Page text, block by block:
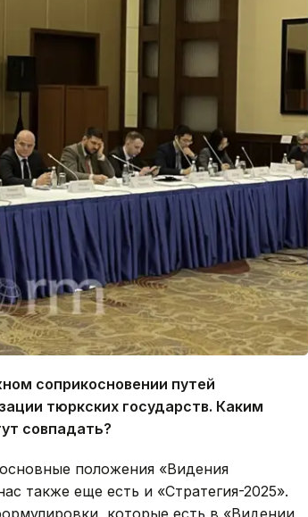
соприкосновении путей
тюркских государств. Каким
совпадать?
положения «Видения
также еще есть и «Стратегия-2025».
которые есть в «Видении